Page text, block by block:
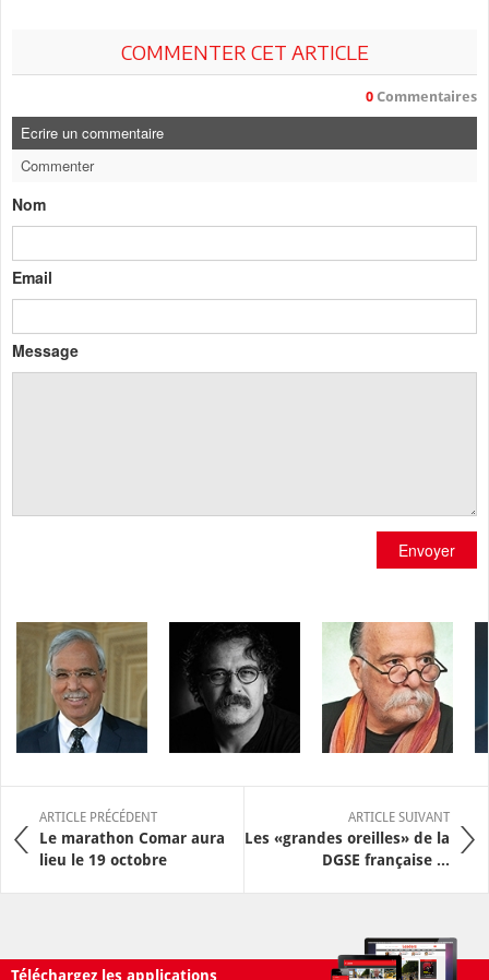
COMMENTER CET ARTICLE
0 Commentaires
Ecrire un commentaire
Commenter
Nom
Email
Message
Envoyer
ARTICLE PRÉCÉDENT
Le marathon Comar aura
lieu le 19 octobre
ARTICLE SUIVANT
Les «grandes oreilles» de la
DGSE française ...
Téléchargez les applications